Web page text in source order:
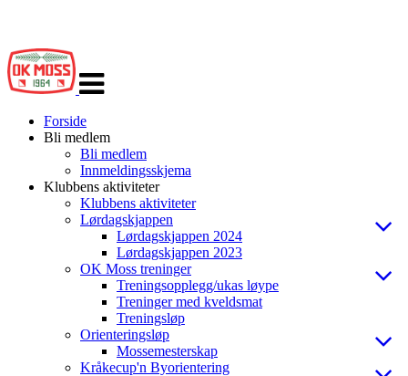
navigasjon
Forside
Bli medlem
Bli medlem
Innmeldingsskjema
Klubbens aktiviteter
Klubbens aktiviteter
Lørdagskjappen
Lørdagskjappen 2024
Lørdagskjappen 2023
OK Moss treninger
Treningsopplegg/ukas løype
Treninger med kveldsmat
Treningsløp
Orienteringsløp
Mossemesterskap
Kråkecup'n Byorientering